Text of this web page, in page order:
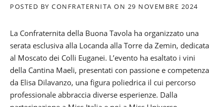
POSTED BY CONFRATERNITA ON 29 NOVEMBRE 2024
La Confraternita della Buona Tavola ha organizzato una
serata esclusiva alla Locanda alla Torre da Zemin, dedicata
al Moscato dei Colli Euganei. L’evento ha esaltato i vini
della Cantina Maeli, presentati con passione e competenza
da Elisa Dilavanzo, una figura poliedrica il cui percorso
professionale abbraccia diverse esperienze. Dalla